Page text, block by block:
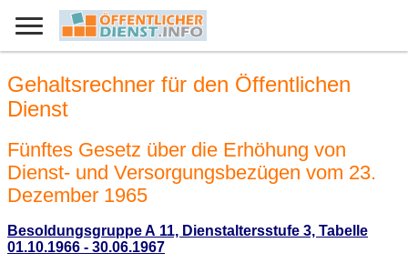
Gehaltsrechner für den Öffentlichen
Dienst
Fünftes Gesetz über die Erhöhung von
Dienst- und Versorgungsbezügen vom 23.
Dezember 1965
Besoldungsgruppe A 11, Dienstaltersstufe 3, Tabelle
01.10.1966 - 30.06.1967